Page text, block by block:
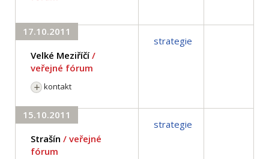
17.10.2011
Velké Meziříčí /
veřejné fórum
kontakt
strategie
15.10.2011
Strašín / veřejné
fórum
strategie